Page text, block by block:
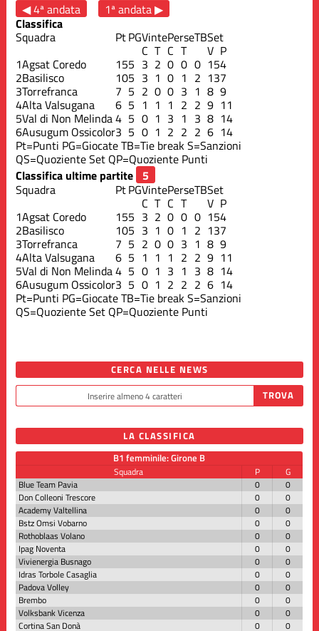
◀ 4ª andata
1ª andata ▶
Classifica
Squadra PtPGVintePerseTBSet
C T C T V P
1Agsat Coredo 155 3 2 0 0 0 154
2Basilisco 105 3 1 0 1 2 137
3Torrefranca 7 5 2 0 0 3 1 8 9
4Alta Valsugana 6 5 1 1 1 2 2 9 11
5Val di Non Melinda4 5 0 1 3 1 3 8 14
6Ausugum Ossicolor3 5 0 1 2 2 2 6 14
Pt=Punti PG=GiocateTB=Tie breakS=Sanzioni
QS=Quoziente Set QP=Quoziente Punti
Classifica ultime partite
Squadra
PtPGVintePerseTBSet
C T C T V P
1Agsat Coredo 155 3 2 0 0 0 154
2Basilisco 105 3 1 0 1 2 137
3Torrefranca 7 5 2 0 0 3 1 8 9
4Alta Valsugana 6 5 1 1 1 2 2 9 11
5Val di Non Melinda4 5 0 1 3 1 3 8 14
6Ausugum Ossicolor3 5 0 1 2 2 2 6 14
Pt=Punti PG=GiocateTB=Tie breakS=Sanzioni
QS=Quoziente Set QP=Quoziente Punti
CERCA NELLE NEWS
LA CLASSIFICA
B1 femminile: Girone B
Squadra P
G
Blue Team Pavia
0
0
Don Colleoni Trescore
0
0
Academy Valtellina
0
0
Bstz Omsi Vobarno
0
0
Rothoblaas Volano
0
0
Ipag Noventa
0
0
Vivienergia Busnago
0
0
Idras Torbole Casaglia
0
0
Padova Volley
0
0
Brembo
0
0
Volksbank Vicenza
0
0
Cortina San Donà
0 0